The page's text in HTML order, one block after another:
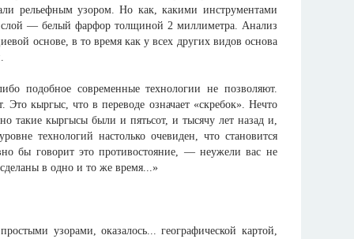
рельефным узором. Но как, какими инструментами
слой — белый фарфор толщиной 2 миллиметра. Анализ
основе, в то время как у всех других видов основа
подобное современные технологии не позволяют.
кыргыс, что в переводе означает «скребок». Нечто
такие кыргысы были и пятьсот, и тысячу лет назад и,
технологий настолько очевиден, что становится
бы говорит это противостояние, — неужели вас не
в одно и то же время...»
узорами, оказалось... географической картой,